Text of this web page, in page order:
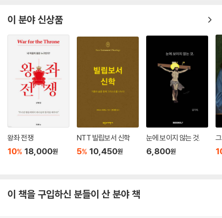
이 분야 신상품
왕좌 전쟁
10% 18,000원
NTT 빌립보서 신학
5% 10,450원
눈에 보이지 않는 것.
6,800원
이 책을 구입하신 분들이 산 분야 책